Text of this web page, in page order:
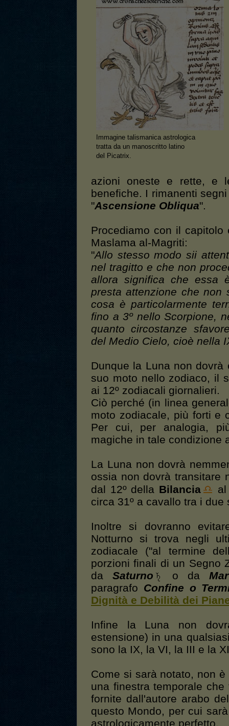
Immagine talismanica astrologica
tratta da un manoscritto latino
del Picatrix.
azioni oneste e rette, e
benefiche. I rimanenti
"Ascensione Obliqua".
Procediamo con il
Maslama al-Magriti:
"Allo stesso modo sii
nel tragitto e che non
allora significa che essa
presta attenzione che
cosa è particolarmente
fino a 3º nello Scorpione,
quanto circostanze
del Medio Cielo, cioè nella
Dunque la Luna non dovrà
suo moto nello zodiaco, il
ai 12º zodiacali giornalieri.
Ciò perché (in linea
moto zodiacale, più forti e
Per cui, per analogia,
magiche in tale condizione
La Luna non dovrà
ossia non dovrà transitare
dal 12º della Bilancia
circa 31º a cavallo tra i due
Inoltre si dovranno
Notturno si trova negli
zodiacale ("al termine
porzioni finali di un Segno
daSaturno o da
paragrafo Confine o
Dignità e Debilità dei
Infine la Luna non
estensione) in una
sono la IX, la VI, la III e la
Come si sarà notato, non
una finestra temporale
fornite dall'autore arabo
questo Mondo, per cui